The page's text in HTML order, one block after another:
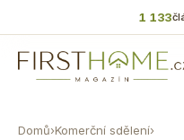
1 133
Domů›Komerční sdělení›